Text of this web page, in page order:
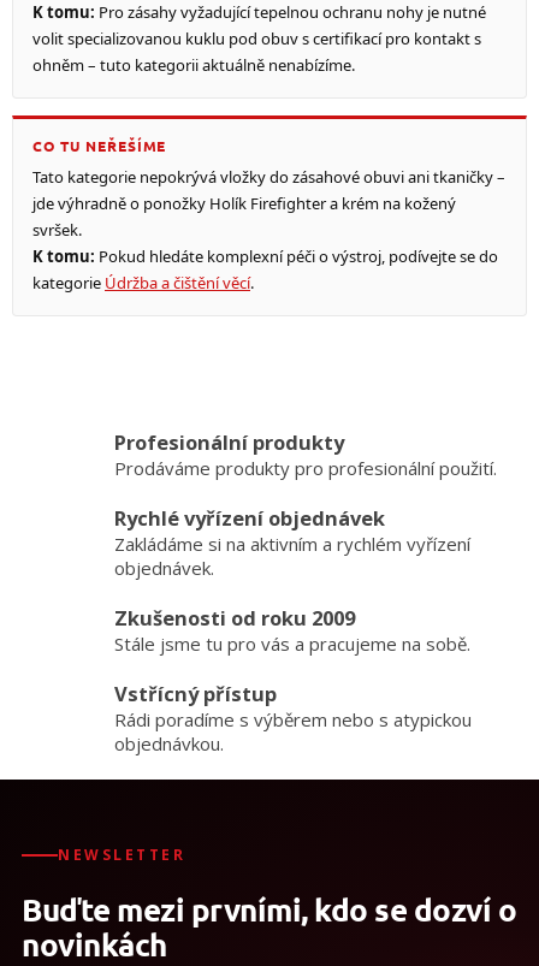
K tomu: Pro zásahy vyžadující tepelnou ochranu nohy je nutné
volit specializovanou kuklu pod obuv s certifikací pro kontakt s
ohněm – tuto kategorii aktuálně nenabízíme.
CO TU NEŘEŠÍME
Tato kategorie nepokrývá vložky do zásahové obuvi ani tkaničky –
jde výhradně o ponožky Holík Firefighter a krém na kožený
svršek.
K tomu: Pokud hledáte komplexní péči o výstroj, podívejte se do
kategorie Údržba a čištění věcí.
Profesionální produkty
Prodáváme produkty pro profesionální použití.
Rychlé vyřízení objednávek
Zakládáme si na aktivním a rychlém vyřízení
objednávek.
Zkušenosti od roku 2009
Stále jsme tu pro vás a pracujeme na sobě.
Vstřícný přístup
Rádi poradíme s výběrem nebo s atypickou
objednávkou.
NEWSLETTER
Buďte mezi prvními, kdo se dozví o
novinkách